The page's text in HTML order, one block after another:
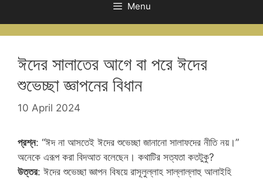
Menu
ঈদের সালাতের আগে বা পরে ঈদের
শুভেচ্ছা জ্ঞাপনের বিধান
10 April 2024
প্রশ্ন: “ঈদ না আসতেই ঈদের শুভেচ্ছা জানানো সালাফদের নীতি নয়।”
অনেকে এরূপ করা বিদআত বলেছেন। কথাটির সত্যতা কতটুকু?
উত্তর: ঈদের শুভেচ্ছা জ্ঞাপন বিষয়ে রাসূলুল্লাহ সাল্লাল্লাহু আলাইহি